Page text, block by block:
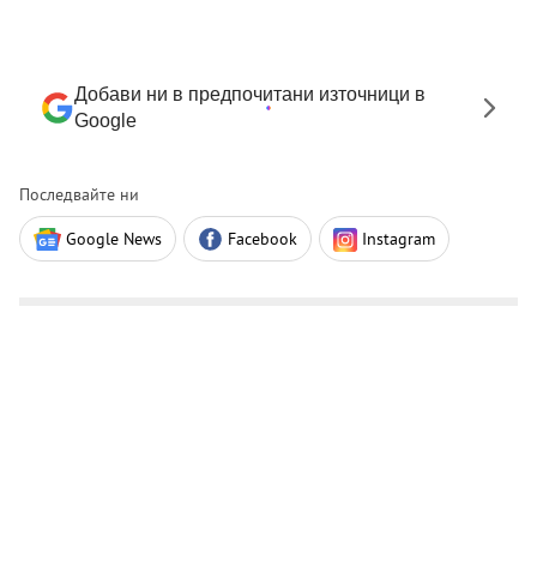
Добави ни в предпочитани източници в
Google
Последвайте ни
Google News Facebook Instagram